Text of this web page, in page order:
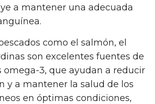
a mantener una adecuada
como el salmón, el
son excelentes fuentes de
omega-3, que ayudan a reducir
y a mantener la salud de los
en óptimas condiciones,